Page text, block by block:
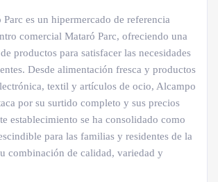
es un hipermercado de referencia
comercial Mataró Parc, ofreciendo una
productos para satisfacer las necesidades
Desde alimentación fresca y productos
textil y artículos de ocio, Alcampo
por su surtido completo y sus precios
establecimiento se ha consolidado como
para las familias y residentes de la
combinación de calidad, variedad y